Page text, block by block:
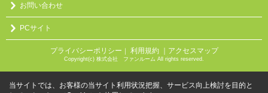
お問い合わせ
PCサイト
プライバシーポリシー ｜ 利用規約 ｜アクセスマップ
Copyright(c) 株式会社 ファンルーム All rights reserved.
当サイトでは、お客様の当サイト利用状況把握、サービス向上検討を目的と